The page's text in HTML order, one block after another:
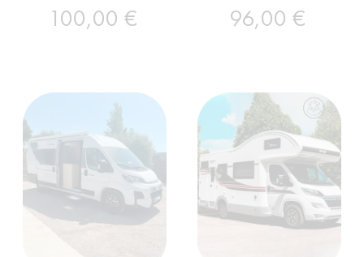
Preu
100,00 € Preu
96,00 €